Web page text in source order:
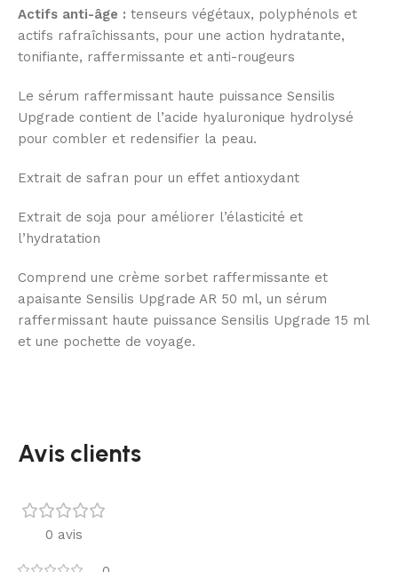
Actifs anti-âge : tenseurs végétaux, polyphénols et
actifs rafraîchissants, pour une action hydratante,
tonifiante, raffermissante et anti-rougeurs
Le sérum raffermissant haute puissance Sensilis
Upgrade contient de l’acide hyaluronique hydrolysé
pour combler et redensifier la peau.
Extrait de safran pour un effet antioxydant
Extrait de soja pour améliorer l’élasticité et
l’hydratation
Comprend une crème sorbet raffermissante et
apaisante Sensilis Upgrade AR 50 ml, un sérum
raffermissant haute puissance Sensilis Upgrade 15 ml
et une pochette de voyage.
Avis clients
0 avis